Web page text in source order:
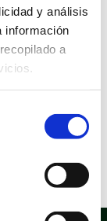
y análisis
información
a
/Perfil del
Vicente del
Público